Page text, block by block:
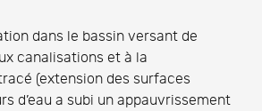
dans le bassin versant de
canalisations et à la
(extension des surfaces
d’eau a subi un appauvrissement